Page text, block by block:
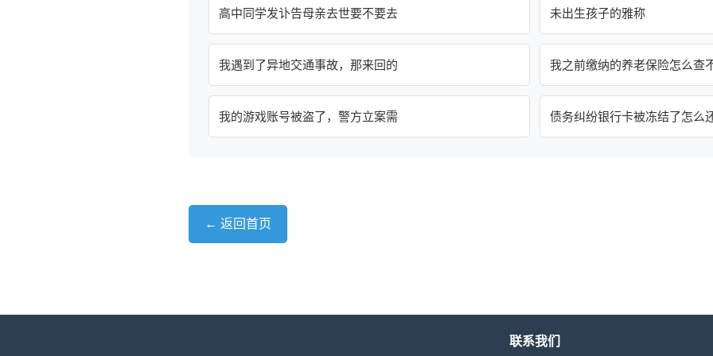
高中同学发讣告母亲去世要不要去 未出生孩子的雅称
我遇到了异地交通事故，那来回的 我之前缴纳的养老保险怎么查
我的游戏账号被盗了，警方立案需 债务纠纷银行卡被冻结了怎么
← 返回首页
联系我们